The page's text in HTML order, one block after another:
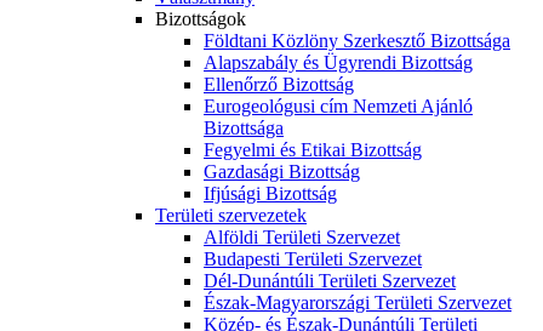
Bizottságok
Földtani Közlöny Szerkesztő Bizottsága
Alapszabály és Ügyrendi Bizottság
Ellenőrző Bizottság
Eurogeológusi cím Nemzeti Ajánló
Bizottsága
Fegyelmi és Etikai Bizottság
Gazdasági Bizottság
Ifjúsági Bizottság
Területi szervezetek
Alföldi Területi Szervezet
Budapesti Területi Szervezet
Dél-Dunántúli Területi Szervezet
Észak-Magyarországi Területi Szervezet
Közép- és Észak-Dunántúli Területi